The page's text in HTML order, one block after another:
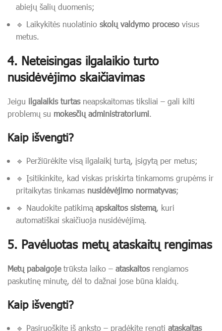
abiejų šalių duomenis;
🔹 Laikykitės nuolatinio skolų valdymo proceso visus
metus.
4. Neteisingas ilgalaikio turto
nusidėvėjimo skaičiavimas
Jeigu ilgalaikis turtasneapskaitomas tiksliai – gali kilti
problemų su mokesčių administratoriumi.
Kaip išvengti?
🔹 Peržiūrėkite visą ilgalaikį turtą, įsigytą per metus;
🔹 Įsitikinkite, kad viskas priskirta tinkamoms grupėms ir
pritaikytas tinkamas nusidėvėjimo normatyvas;
🔹 Naudokite patikimą apskaitos sistemą, kuri
automatiškai skaičiuoja nusidėvėjimą.
5. Pavėluotas metų ataskaitų rengimas
Metų pabaigojetrūksta laiko – ataskaitosrengiamos
paskutinę minutę, dėl to dažnai jose būna klaidų.
Kaip išvengti?
🔹 Pasiruoškite iš anksto – pradėkite rengti ataskaitas